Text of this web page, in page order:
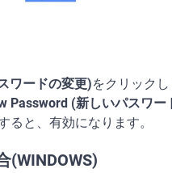
ワードの変更)をクリックし
Password (新しいパスワー
ると、有効になります。
(WINDOWS)